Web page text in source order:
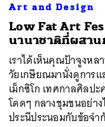
Art and Design
Low Fat Art
นานาชาติที่ผสา
เราได้เห็นคุณป้าจูงห
วัยเกษียณมานั่งดูการ
เม็กซิโก เทศกาลศิลปะ
โดดๆ กลางชุมชนอย่า
ประนีประนอมกับข้อจ